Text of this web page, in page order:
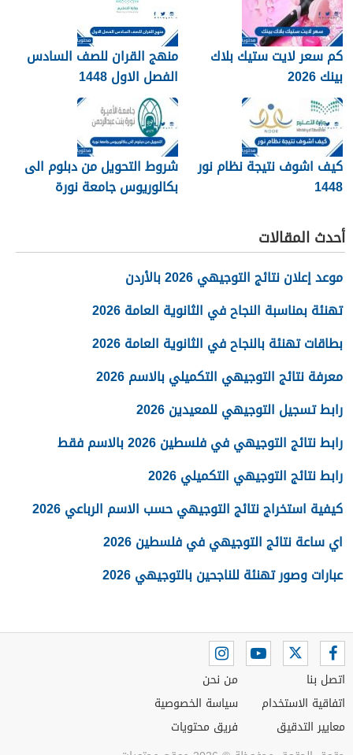
كم سعر لايت ستيك بلاك
بينك 2026
منهج القران للصف السادس
الفصل الاول 1448
كيف اشوف نتيجة نظام نور
1448
شروط التحويل من دبلوم الى
بكالوريوس جامعة نورة
أحدث المقالات
موعد إعلان نتائج التوجيهي 2026 بالأردن
تهنئة بمناسبة النجاح في الثانوية العامة 2026
بطاقات تهنئة بالنجاح في الثانوية العامة 2026
معرفة نتائج التوجيهي التكميلي بالاسم 2026
رابط تسجيل التوجيهي للمعيدين 2026
رابط نتائج التوجيهي في فلسطين 2026 بالاسم فقط
رابط نتائج التوجيهي التكميلي 2026
كيفية استخراج نتائج التوجيهي حسب الاسم الرباعي 2026
اي ساعة نتائج التوجيهي في فلسطين 2026
عبارات وصور تهنئة للناجحين بالتوجيهي 2026
اتصل بنا
اتفاقية الاستخدام
معايير التدقيق
من نحن
سياسة الخصوصية
فريق محتويات